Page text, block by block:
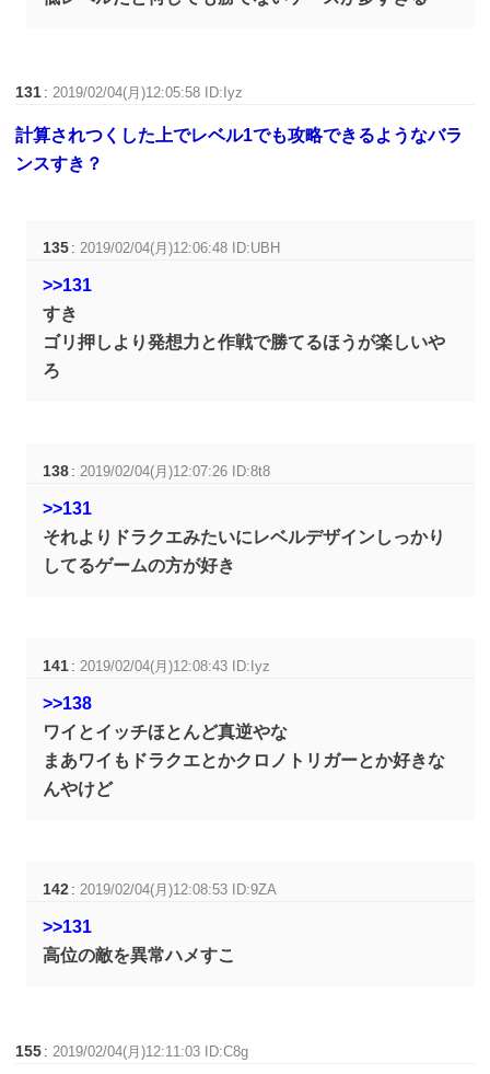
131 :2019/02/04(月)12:05:58 ID:Iyz
計算されつくした上でレベル1でも攻略できるようなバラ
ンスすき？
135 :2019/02/04(月)12:06:48 ID:UBH
>>131
すき
ゴリ押しより発想力と作戦で勝てるほうが楽しいや
ろ
138 :2019/02/04(月)12:07:26 ID:8t8
>>131
それよりドラクエみたいにレベルデザインしっかり
してるゲームの方が好き
141 :2019/02/04(月)12:08:43 ID:Iyz
>>138
ワイとイッチほとんど真逆やな
まあワイもドラクエとかクロノトリガーとか好きな
んやけど
142 :2019/02/04(月)12:08:53 ID:9ZA
>>131
高位の敵を異常ハメすこ
155 : 2019/02/04(月)12:11:03 ID:C8g